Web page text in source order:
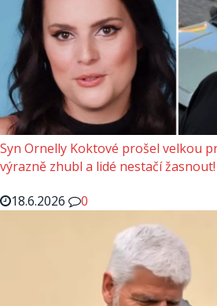
Syn Ornelly Koktové prošel velkou
výrazně zhubl a lidé nestačí žasnout!
18.6.2026
0